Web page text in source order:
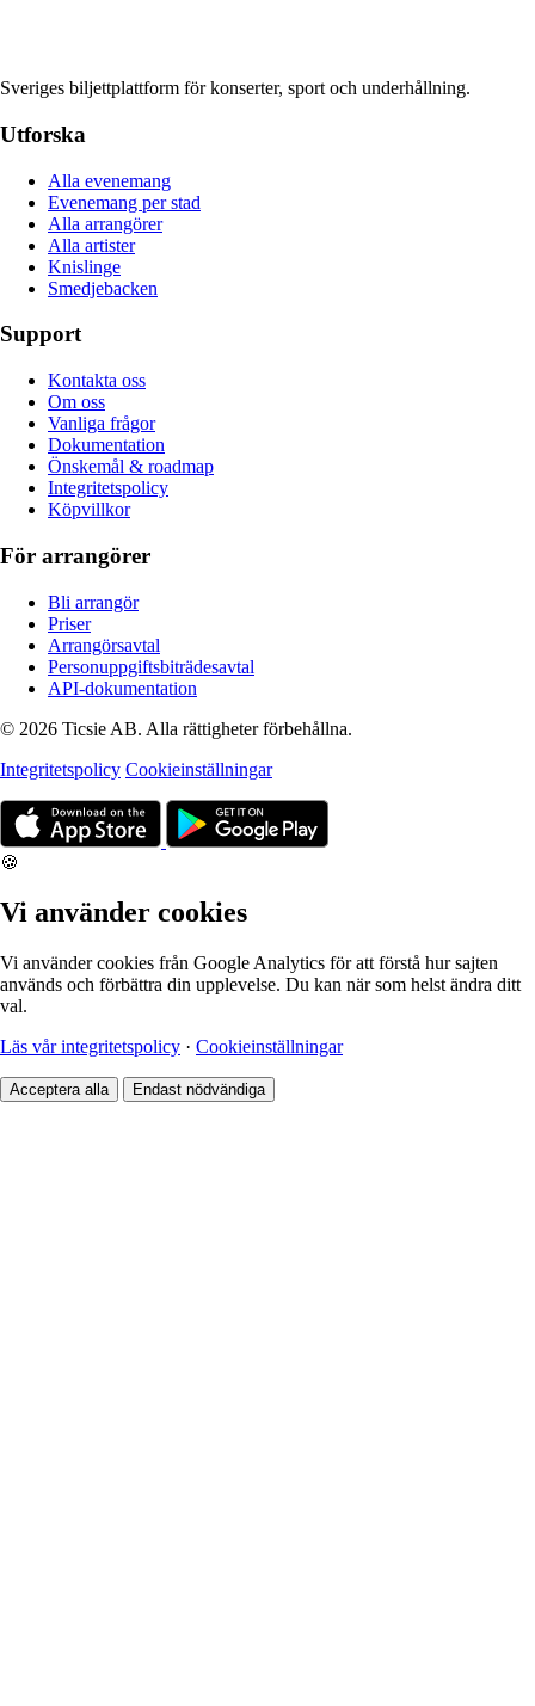
Sveriges biljettplattform för konserter, sport och underhållning.
Utforska
Alla evenemang
Evenemang per stad
Alla arrangörer
Alla artister
Knislinge
Smedjebacken
Support
Kontakta oss
Om oss
Vanliga frågor
Dokumentation
Önskemål & roadmap
Integritetspolicy
Köpvillkor
För arrangörer
Bli arrangör
Priser
Arrangörsavtal
Personuppgiftsbiträdesavtal
API-dokumentation
© 2026 Ticsie AB. Alla rättigheter förbehållna.
Integritetspolicy Cookieinställningar
🍪
Vi använder cookies
Vi använder cookies från Google Analytics för att förstå hur sajten
används och förbättra din upplevelse. Du kan när som helst ändra ditt
val.
Läs vår integritetspolicy · Cookieinställningar
Acceptera alla Endast nödvändiga